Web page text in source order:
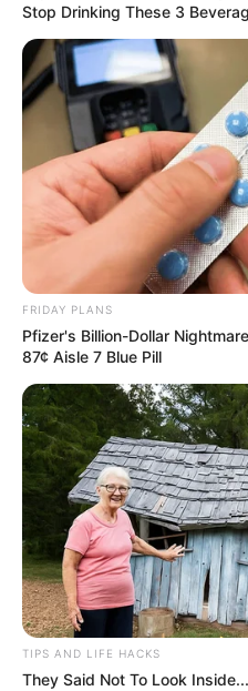
Stop Drinking These 3
FRIDAY PLANS
Pfizer's Billion-Dollar
87¢ Aisle 7 Blue Pill
TIPS AND LIFE HACKS
They Said Not To Look